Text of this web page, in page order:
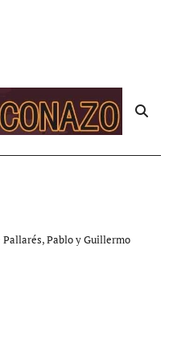
Pablo y Guillermo